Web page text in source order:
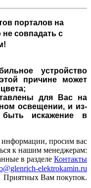
порталов на
совпадать с
устройство
причине может
для Вас на
освещении, и из-
искажение в
информации, просим вас
к нашим менеджерам:
в разделе Контакты
elektrokamin.ru
Приятных Вам покупок.